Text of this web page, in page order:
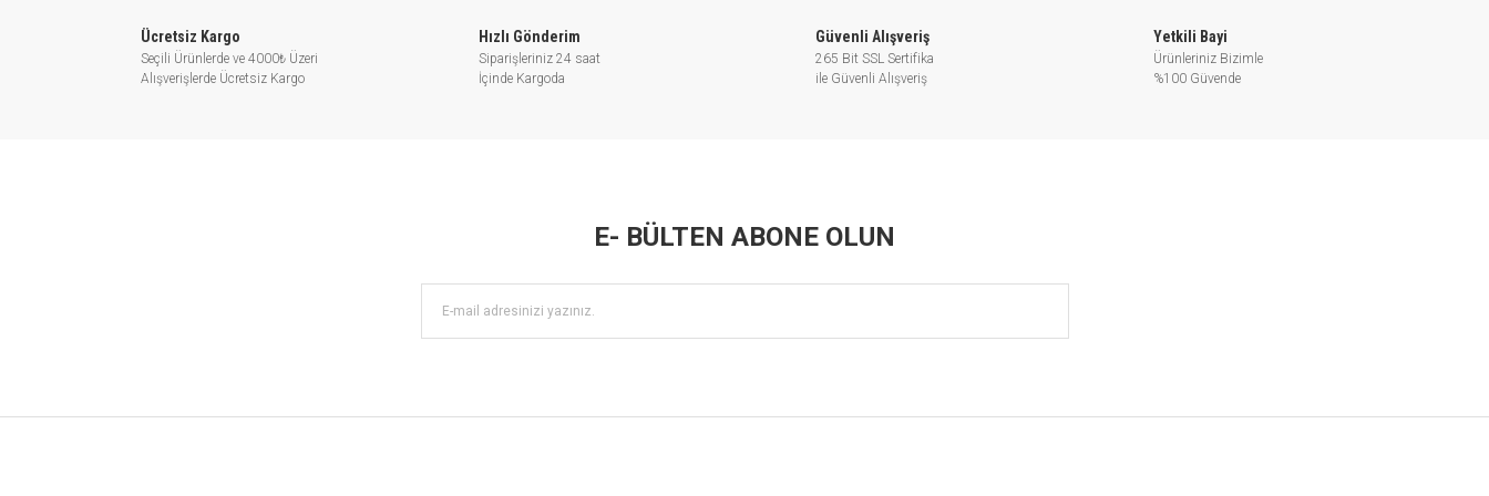
Ücretsiz Kargo
Seçili Ürünlerde ve 4000₺ Üzeri
Alışverişlerde Ücretsiz Kargo
Hızlı Gönderim
Siparişleriniz 24 saat
İçinde Kargoda
Güvenli Alışveriş
265 Bit SSL Sertifika
ile Güvenli Alışveriş
Yetkili Bayi
Ürünleriniz Bizimle
%100 Güvende
E- BÜLTEN ABONE OLUN